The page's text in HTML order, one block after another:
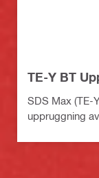
TE-Y BT
SDS Max (TE-
uppruggning